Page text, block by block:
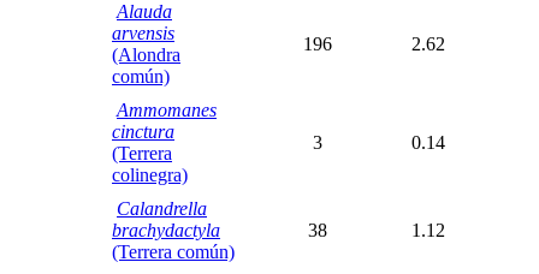
Alauda
arvensis
(Alondra
común)
196 2.62
Ammomanes
cinctura
(Terrera
colinegra)
3 0.14
Calandrella
brachydactyla
(Terrera común)
38 1.12